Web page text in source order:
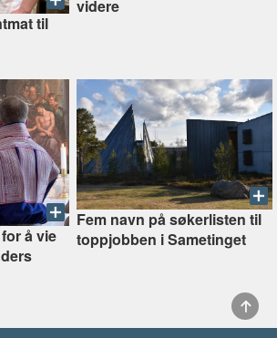
til
videre
å vie
Fem navn på søkerlisten til
toppjobben i Sametinget